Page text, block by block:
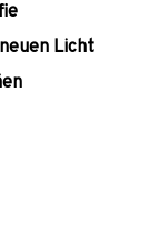
Licht